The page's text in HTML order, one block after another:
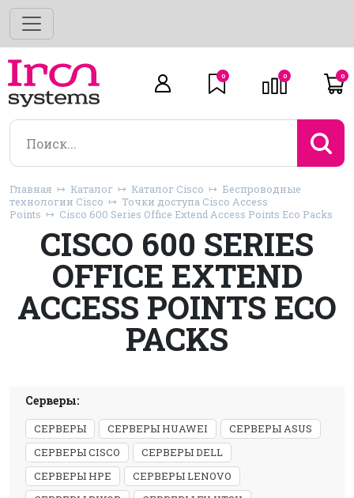
0 0 0
Главная Каталог Каталог Cisco
Беспроводные
технологии Cisco
Точки доступа Cisco Access
Points
Cisco 600 Series Office Extend Access Points Eco Packs
CISCO 600 SERIES
OFFICE EXTEND
ACCESS POINTS ECO
PACKS
Серверы:
СЕРВЕРЫ СЕРВЕРЫ HUAWEI
СЕРВЕРЫ ASUS
СЕРВЕРЫ CISCO
СЕРВЕРЫ DELL
СЕРВЕРЫ HPE
СЕРВЕРЫ LENOVO